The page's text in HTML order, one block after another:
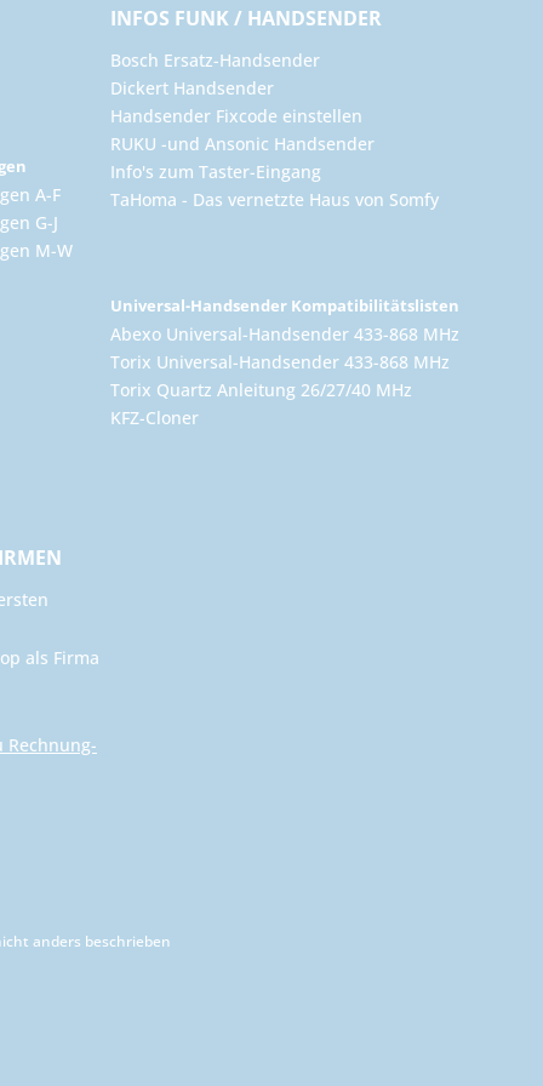
A-F
G-J
M-W
INFOS FUNK / HANDSENDER
Bosch Ersatz-Handsender
Dickert Handsender
Handsender Fixcode einstellen
RUKU -und Ansonic Handsender
Info's zum Taster-Eingang
TaHoma - Das vernetzte Haus von Somfy
Universal-Handsender Kompatibilitätslisten
Abexo Universal-Handsender 433-868 MHz
Torix Universal-Handsender 433-868 MHz
Torix Quartz Anleitung 26/27/40 MHz
KFZ-Cloner
als Firma
Rechnung-
anders beschrieben